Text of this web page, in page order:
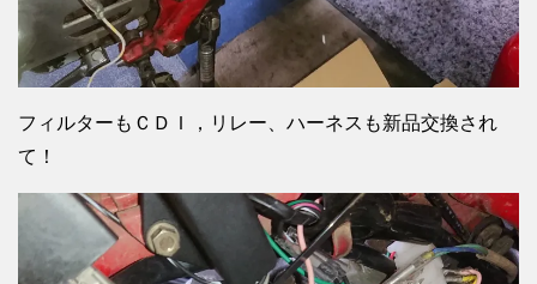
フィルターもＣＤＩ，リレー、ハーネスも新品交換され
て！